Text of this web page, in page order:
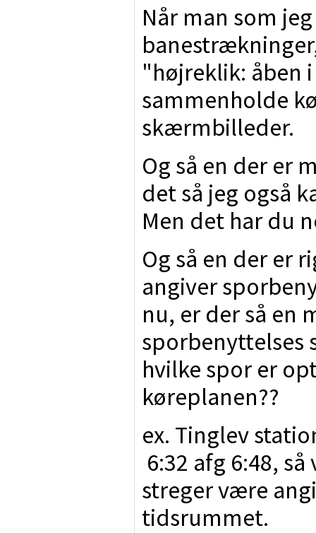
Når man som
"højreklik: åben
sammenholde
skærmbilleder.
Og så en der er
det så jeg også
Men det har du
Og så en der er
angiver
nu, er der så en
sporbenyttelses
hvilke spor er
køreplanen??
ex. Tinglev
6:32 afg 6:48,
streger være
tidsrummet.